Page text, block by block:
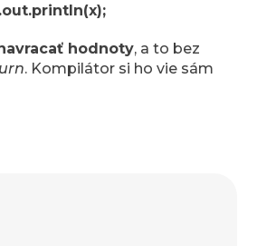
hodnoty, a to bez
. Kompilátor si ho vie sám